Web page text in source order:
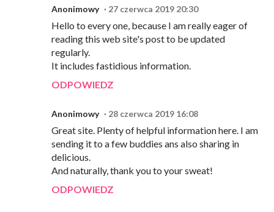
Anonimowy 27 czerwca 2019 20:30
Hello to every one, because I am really eager of
reading this web site's post to be updated
regularly.
It includes fastidious information.
ODPOWIEDZ
Anonimowy 28 czerwca 2019 16:08
Great site. Plenty of helpful information here. I am
sending it to a few buddies ans also sharing in
delicious.
And naturally, thank you to your sweat!
ODPOWIEDZ